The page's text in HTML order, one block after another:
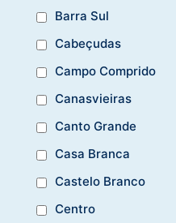
Barra Sul
Cabeçudas
Campo Comprido
Canasvieiras
Canto Grande
Casa Branca
Castelo Branco
Centro